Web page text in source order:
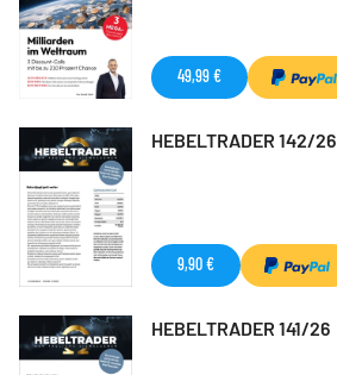
49,99 €
HEBELTRADER 142/26
9,90 €
HEBELTRADER 141/26